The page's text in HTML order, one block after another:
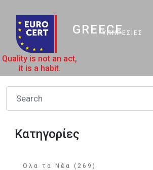
Quality is not an act,
it is a habit.
GREECE
ΥΠΗΡΕΣΊΕΣ
Κατηγορίες
Όλα τα Νέα (269)